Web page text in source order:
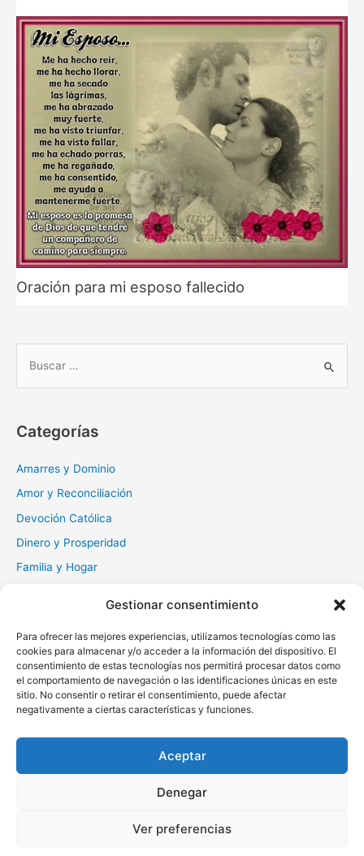
Gestionar consentimiento
Para ofrecer las mejores experiencias, utilizamos tecnologías como las
cookies para almacenar y/o acceder a la información del dispositivo. El
consentimiento de estas tecnologías nos permitirá procesar datos como
el comportamiento de navegación o las identificaciones únicas en este
sitio. No consentir o retirar el consentimiento, puede afectar
negativamente a ciertas características y funciones.
Aceptar
Denegar
Ver preferencias
Oración para mi esposo fallecido
a
r
Categorías
Amarres y Dominio
Amor y Reconciliación
Devoción Católica
Dinero y Prosperidad
Familia y Hogar
Muerte y Difuntos
Oraciones Diarias
Otras
Protección y Liberación
Salud y Sanación
WordPress